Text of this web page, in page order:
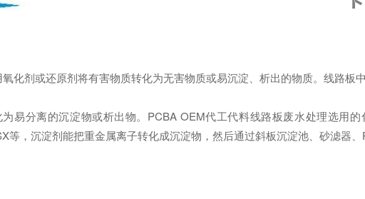
化剂或还原剂将有害物质转化为无害物质或易沉淀、析出的物质。线路板
易分离的沉淀物或析出物。PCBA OEM代工代料线路板废水处理选用的
，沉淀剂能把重金属离子转化成沉淀物，然后通过斜板沉淀池、砂滤器、